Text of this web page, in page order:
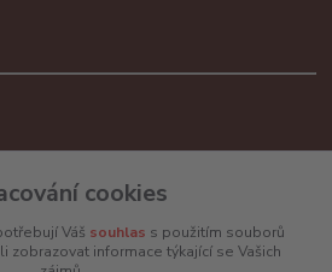
cookies
Váš souhlas s použitím souborů
zobrazovat informace týkající se Vašich